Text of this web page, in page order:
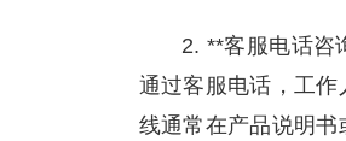
2. **客服电话咨
通过客服电话，工
线通常在产品说明书